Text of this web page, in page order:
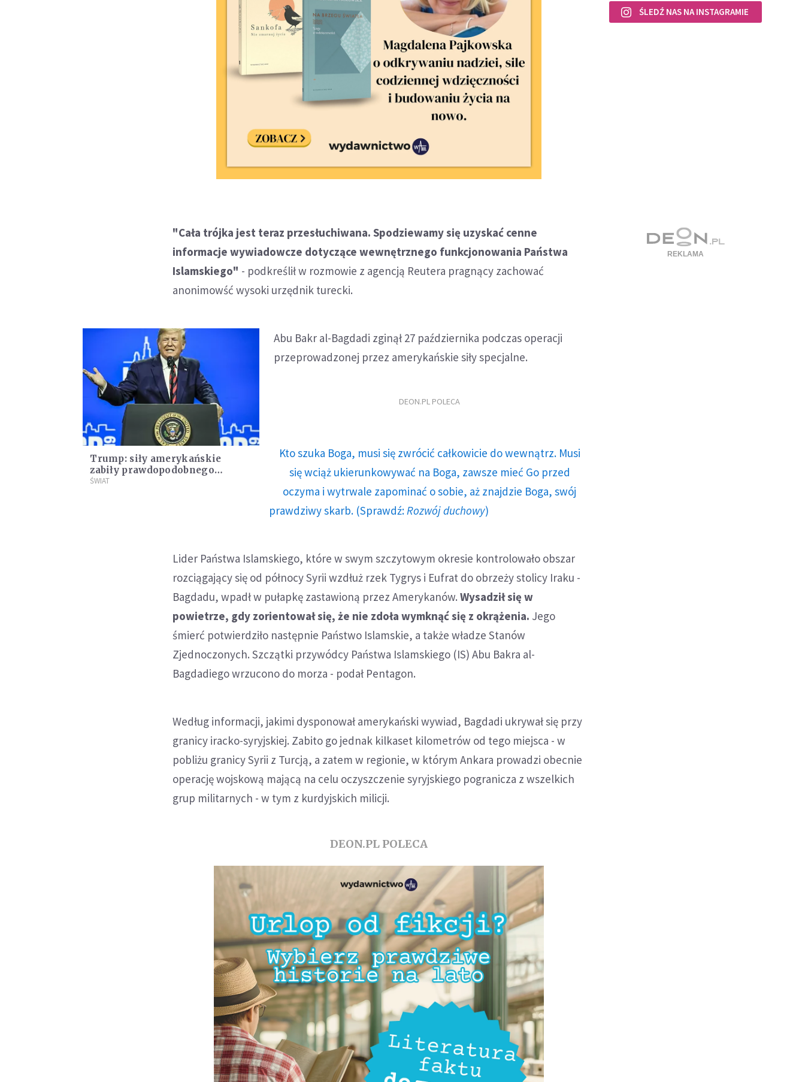
"Cała trójka jest teraz przesłuchiwana. Spodziewamy się uzyskać cenne
informacje wywiadowcze dotyczące wewnętrznego funkcjonowania Państwa
Islamskiego" - podkreślił w rozmowie z agencją Reutera pragnący zachować
anonimowść wysoki urzędnik turecki.
Trump: siły amerykańskie
zabiły prawdopodobnego
następcę Bagdadiego
ŚWIAT
Abu Bakr al-Bagdadi zginął 27 października podczas operacji
przeprowadzonej przez amerykańskie siły specjalne.
DEON.PL POLECA
Kto szuka Boga, musi się zwrócić całkowicie do wewnątrz. Musi
się wciąż ukierunkowywać na Boga, zawsze mieć Go przed
oczyma i wytrwale zapominać o sobie, aż znajdzie Boga, swój
prawdziwy skarb. (Sprawdź: Rozwój duchowy)
Lider Państwa Islamskiego, które w swym szczytowym okresie kontrolowało obszar
rozciągający się od północy Syrii wzdłuż rzek Tygrys i Eufrat do obrzeży stolicy Iraku -
Bagdadu, wpadł w pułapkę zastawioną przez Amerykanów.Wysadził się w
powietrze, gdy zorientował się, że nie zdoła wymknąć się z okrążenia. Jego
śmierć potwierdziło następnie Państwo Islamskie, a także władze Stanów
Zjednoczonych. Szczątki przywódcy Państwa Islamskiego (IS) Abu Bakra al-
Bagdadiego wrzucono do morza - podał Pentagon.
Według informacji, jakimi dysponował amerykański wywiad, Bagdadi ukrywał się przy
granicy iracko-syryjskiej. Zabito go jednak kilkaset kilometrów od tego miejsca - w
pobliżu granicy Syrii z Turcją, a zatem w regionie, w którym Ankara prowadzi obecnie
operację wojskową mającą na celu oczyszczenie syryjskiego pogranicza z wszelkich
grup militarnych - w tym z kurdyjskich milicji.
DEON.PL POLECA
ŚLEDŹ NAS NA INSTAGRAMIE